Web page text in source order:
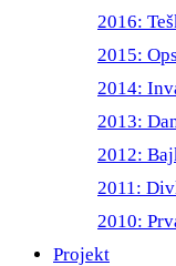
2016:
2015:
2014:
2013:
2012:
2011:
2010:
Projekt